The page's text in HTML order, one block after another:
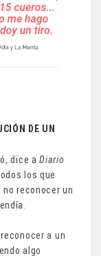
DE UN
dice aDiario
los que
reconocer un
a un
algo